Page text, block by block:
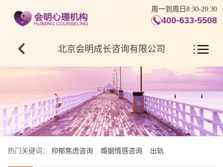
周一到周日8:30-20:30
400-633-5508
北京会明成长咨询有限公司
热门关键词： 抑郁焦虑咨询 婚姻情感咨询 出轨